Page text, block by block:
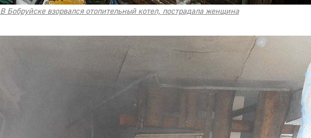
В Бобруйске взорвался отопительный котел, пострадала женщина